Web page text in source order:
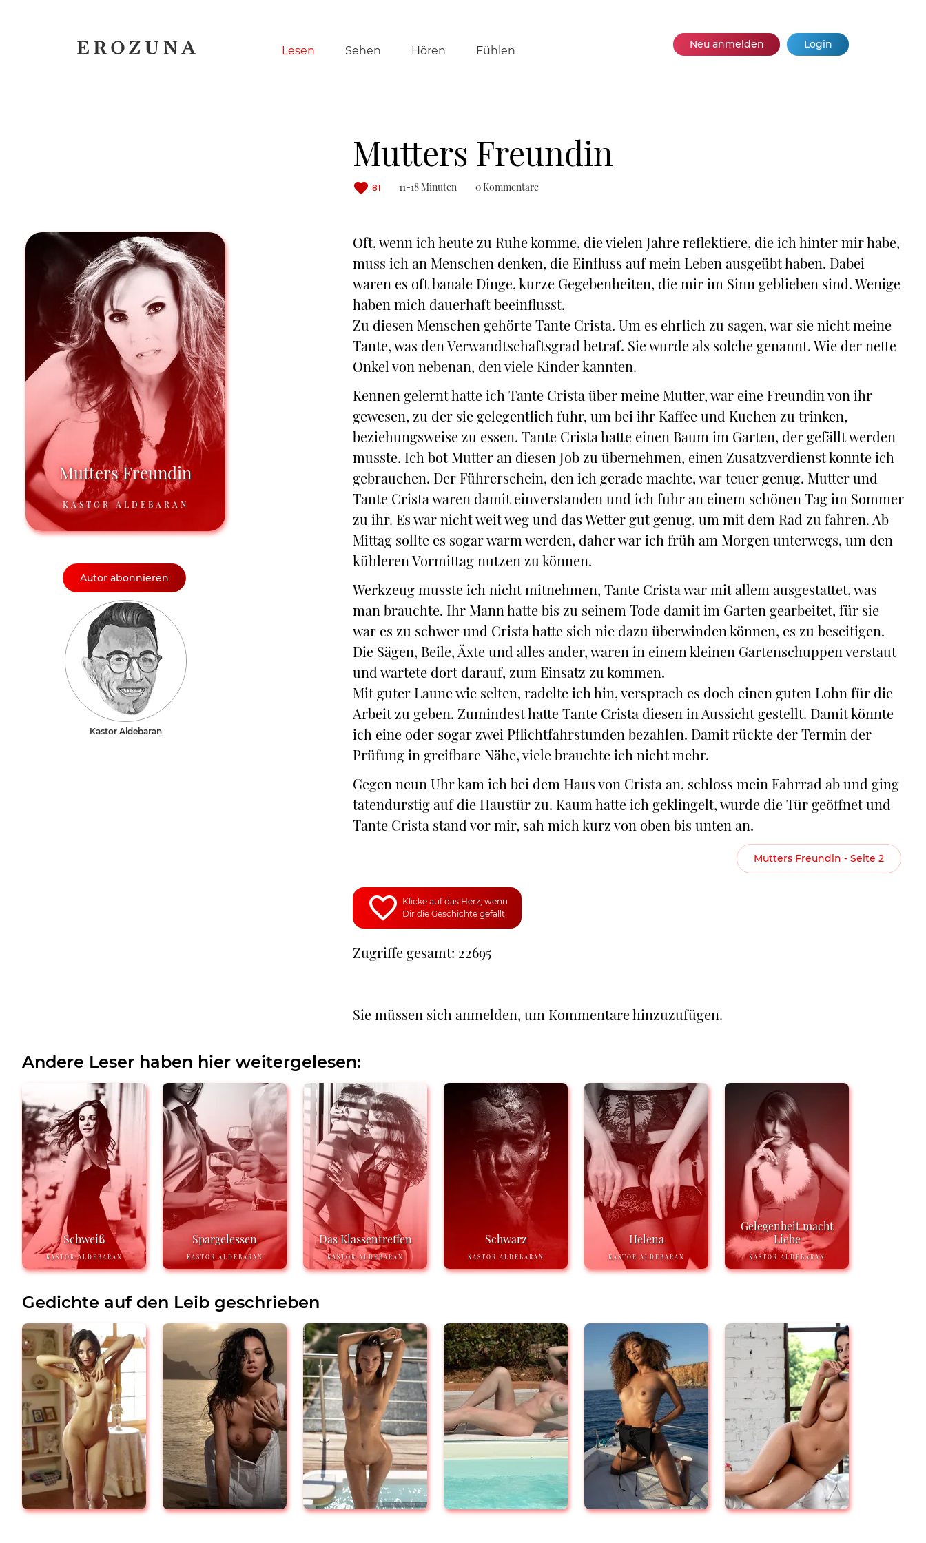
Navigation
Lesen Sehen Hören Fühlen Neu anmelden Login
Mutters Freundin
81 11-18 Minuten 0 Kommentare
Mutters Freundin
KASTOR ALDEBARAN
Autor abonnieren
Kastor Aldebaran
Oft, wenn ich heute zu Ruhe komme, die vielen Jahre reflektiere, die ich hinter mir habe,
muss ich an Menschen denken, die Einfluss auf mein Leben ausgeübt haben. Dabei
waren es oft banale Dinge, kurze Gegebenheiten, die mir im Sinn geblieben sind. Wenige
haben mich dauerhaft beeinflusst.
Zu diesen Menschen gehörte Tante Crista. Um es ehrlich zu sagen, war sie nicht meine
Tante, was den Verwandtschaftsgrad betraf. Sie wurde als solche genannt. Wie der nette
Onkel von nebenan, den viele Kinder kannten.
Kennen gelernt hatte ich Tante Crista über meine Mutter, war eine Freundin von ihr
gewesen, zu der sie gelegentlich fuhr, um bei ihr Kaffee und Kuchen zu trinken,
beziehungsweise zu essen. Tante Crista hatte einen Baum im Garten, der gefällt werden
musste. Ich bot Mutter an diesen Job zu übernehmen, einen Zusatzverdienst konnte ich
gebrauchen. Der Führerschein, den ich gerade machte, war teuer genug. Mutter und
Tante Crista waren damit einverstanden und ich fuhr an einem schönen Tag im Sommer
zu ihr. Es war nicht weit weg und das Wetter gut genug, um mit dem Rad zu fahren. Ab
Mittag sollte es sogar warm werden, daher war ich früh am Morgen unterwegs, um den
kühleren Vormittag nutzen zu können.
Werkzeug musste ich nicht mitnehmen, Tante Crista war mit allem ausgestattet, was
man brauchte. Ihr Mann hatte bis zu seinem Tode damit im Garten gearbeitet, für sie
war es zu schwer und Crista hatte sich nie dazu überwinden können, es zu beseitigen.
Die Sägen, Beile, Äxte und alles ander, waren in einem kleinen Gartenschuppen verstaut
und wartete dort darauf, zum Einsatz zu kommen.
Mit guter Laune wie selten, radelte ich hin, versprach es doch einen guten Lohn für die
Arbeit zu geben. Zumindest hatte Tante Crista diesen in Aussicht gestellt. Damit könnte
ich eine oder sogar zwei Pflichtfahrstunden bezahlen. Damit rückte der Termin der
Prüfung in greifbare Nähe, viele brauchte ich nicht mehr.
Gegen neun Uhr kam ich bei dem Haus von Crista an, schloss mein Fahrrad ab und ging
tatendurstig auf die Haustür zu. Kaum hatte ich geklingelt, wurde die Tür geöffnet und
Tante Crista stand vor mir, sah mich kurz von oben bis unten an.
Mutters Freundin - Seite 2
Klicke auf das Herz, wenn
Dir die Geschichte gefällt
Zugriffe gesamt: 22695
Sie müssen sich anmelden, um Kommentare hinzuzufügen.
Andere Leser haben hier weitergelesen:
Schweiß
KASTOR ALDEBARAN
Spargelessen
KASTOR ALDEBARAN
Das Klassentreffen
KASTOR ALDEBARAN
Schwarz
KASTOR ALDEBARAN
Helena
KASTOR ALDEBARAN
Gelegenheit macht
Liebe
KASTOR ALDEBARAN
Gedichte auf den Leib geschrieben